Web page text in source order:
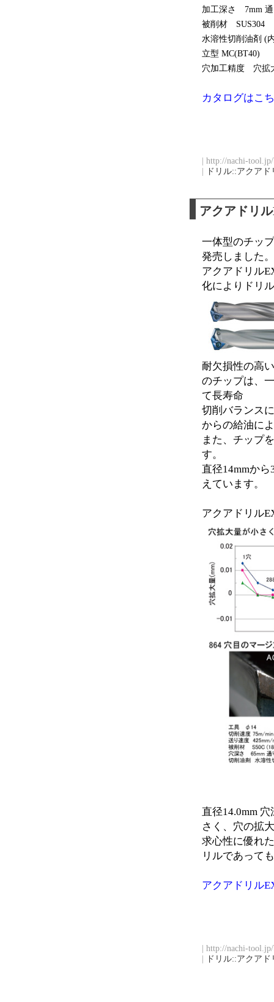
加工深さ 7mm
被削材 SUS304
水溶性切削油剤 (
立型 MC(BT40)
穴加工精度 穴拡
カタログはこ
| http://nachi-
ドリル::アクア
アクアドリ
一体型のチッ
発売しました。
アクアドリル
化によりドリ
耐欠損性の高
のチップは、
て長寿命
切削バランス
からの給油に
また、チップ
す。
直径14mmか
えています。
アクアドリル
直径14.0mm
さく、穴の拡
求心性に優れ
リルであって
アクアドリル
| http://nachi-
ドリル::アクア